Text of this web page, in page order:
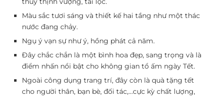
Màu sắc tươi sáng và thiết kế hai tầng như một thác
nước đang chảy.
Ngụ ý vạn sự như ý, hồng phát cả năm.
Đây chắc chắn là một bình hoa đẹp, sang trọng và là
điểm nhấn nổi bật cho không gian tổ ấm ngày Tết.
Ngoài công dụng trang trí, đây còn là quà tặng tết
cho người thân, bạn bè, đối tác,…cực kỳ chất lượng,